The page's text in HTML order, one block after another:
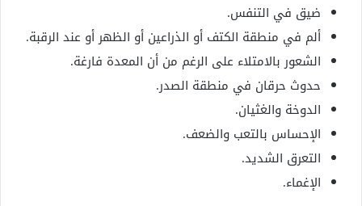
ضيق في التنفس.
ألم في منطقة الكتف أو الذراعين أو الظهر أو عند الرقبة.
الشعور بالامتلاء على الرغم من أن المعدة فارغة.
حدوث حرقان في منطقة الصدر.
الدوخة والغثيان.
الإحساس بالتعب والضعف.
التعرق الشديد.
الإغماء.